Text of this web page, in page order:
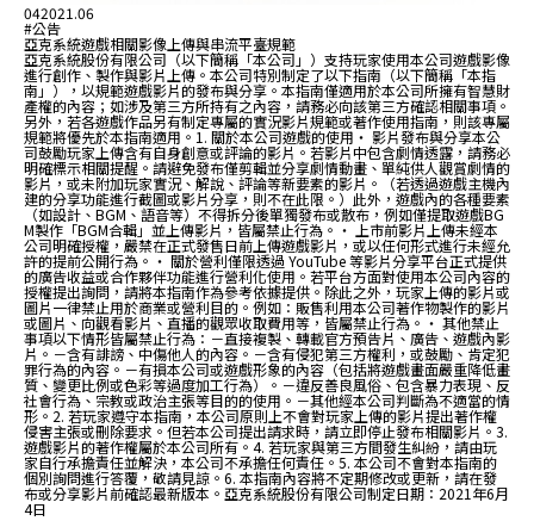
042021.06
#公告
亞克系統遊戲相關影像上傳與串流平臺規範
亞克系統股份有限公司（以下簡稱「本公司」）支持玩家使用本公司遊戲影像
進行創作、製作與影片上傳。本公司特別制定了以下指南（以下簡稱「本指
南」），以規範遊戲影片的發布與分享。本指南僅適用於本公司所擁有智慧財
產權的內容；如涉及第三方所持有之內容，請務必向該第三方確認相關事項。
另外，若各遊戲作品另有制定專屬的實況影片規範或著作使用指南，則該專屬
規範將優先於本指南適用。1. 關於本公司遊戲的使用・ 影片發布與分享本公
司鼓勵玩家上傳含有自身創意或評論的影片。若影片中包含劇情透露，請務必
明確標示相關提醒。請避免發布僅剪輯並分享劇情動畫、單純供人觀賞劇情的
影片，或未附加玩家實況、解說、評論等新要素的影片。（若透過遊戲主機內
建的分享功能進行截圖或影片分享，則不在此限。）此外，遊戲內的各種要素
（如設計、BGM、語音等）不得拆分後單獨發布或散布，例如僅提取遊戲BG
M製作「BGM合輯」並上傳影片，皆屬禁止行為。・ 上市前影片上傳未經本
公司明確授權，嚴禁在正式發售日前上傳遊戲影片，或以任何形式進行未經允
許的提前公開行為。・ 關於營利僅限透過 YouTube 等影片分享平台正式提供
的廣告收益或合作夥伴功能進行營利化使用。若平台方面對使用本公司內容的
授權提出詢問，請將本指南作為參考依據提供。除此之外，玩家上傳的影片或
圖片一律禁止用於商業或營利目的。例如：販售利用本公司著作物製作的影片
或圖片、向觀看影片、直播的觀眾收取費用等，皆屬禁止行為。・ 其他禁止
事項以下情形皆屬禁止行為：－直接複製、轉載官方預告片、廣告、遊戲內影
片。－含有誹謗、中傷他人的內容。－含有侵犯第三方權利，或鼓勵、肯定犯
罪行為的內容。－有損本公司或遊戲形象的內容（包括將遊戲畫面嚴重降低畫
質、變更比例或色彩等過度加工行為）。－違反善良風俗、包含暴力表現、反
社會行為、宗教或政治主張等目的的使用。－其他經本公司判斷為不適當的情
形。2. 若玩家遵守本指南，本公司原則上不會對玩家上傳的影片提出著作權
侵害主張或刪除要求。但若本公司提出請求時，請立即停止發布相關影片。3.
遊戲影片的著作權屬於本公司所有。4. 若玩家與第三方間發生糾紛，請由玩
家自行承擔責任並解決，本公司不承擔任何責任。5. 本公司不會對本指南的
個別詢問進行答覆，敬請見諒。6. 本指南內容將不定期修改或更新，請在發
布或分享影片前確認最新版本。亞克系統股份有限公司制定日期：2021年6月
4日